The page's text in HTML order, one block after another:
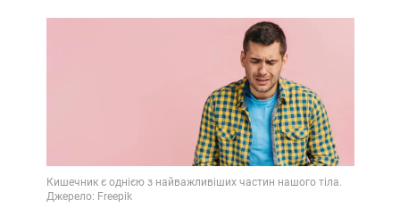
Кишечник є однією з найважливіших частин нашого тіла.
Джерело: Freepik